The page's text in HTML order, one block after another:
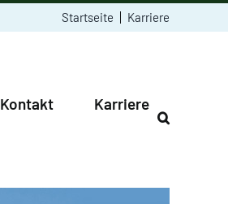
Startseite Karriere
Kontakt Karriere